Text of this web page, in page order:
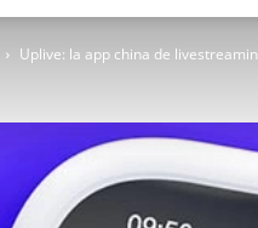
Uplive: la app china de